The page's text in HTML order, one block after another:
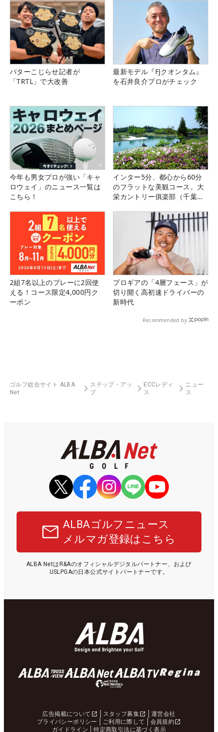
パターこじらせ記者が
「TRTL」で大改善
最新モデル『FJクオンタム』
を石井良介プロがチェック
今年も男女プロが強い「キャ
ロウェイ」のニュース一覧は
こちら！
インター5分、都心から60分
のフラットな美観コース。大
栄カントリー俱楽部（千葉
2組7名以上のプレーに2回使
える！コース限定4,000円ク
ーポン
プロギアの「4層フェース」が
切り開く高初速ドライバーの
新時代
Recommended by
ゴルフ総合サイト ALBA
Net
ステップ・アッ
プ
ECCレディ
ス
ニュー
ス
ALBAゴルフニュース
メルマガ登録はこちら
ALBA NetはR&Aのオフィシャルデジタルパートナー、および
USLPGAの日本公式サイトパートナーです。
広告掲載について スタッフ募集
運営会社
プライバシーポリシー
ご利用に際して
会員規約
ガイドライン
特定商取引法に基づく表示